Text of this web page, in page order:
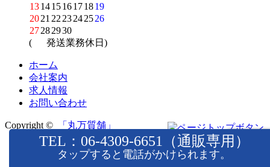
13141516171819
2021 22 23242526
27282930
(
発送業務休日)
ホーム
会社案内
求人情報
お問い合わせ
Copyright © 「丸万質舗」
TEL：06-4309-6651（通販専用）
タップすると電話がかけられます。